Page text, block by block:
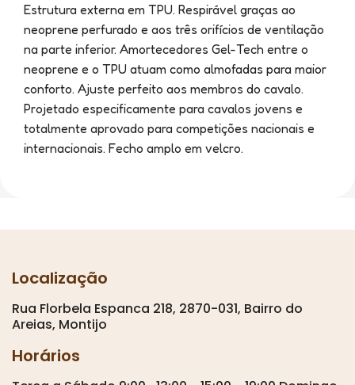
Estrutura externa em TPU. Respirável graças ao
neoprene perfurado e aos três orifícios de ventilação
na parte inferior. Amortecedores Gel-Tech entre o
neoprene e o TPU atuam como almofadas para maior
conforto. Ajuste perfeito aos membros do cavalo.
Projetado especificamente para cavalos jovens e
totalmente aprovado para competições nacionais e
internacionais. Fecho amplo em velcro.
Localização
Rua Florbela Espanca 218, 2870-031, Bairro do
Areias, Montijo
Horários